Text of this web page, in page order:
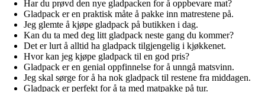
Har du prøvd den nye gladpacken for å oppbevare mat?
Gladpack er en praktisk måte å pakke inn matrestene på.
Jeg glemte å kjøpe gladpack på butikken i dag.
Kan du ta med deg litt gladpack neste gang du kommer?
Det er lurt å alltid ha gladpack tilgjengelig i kjøkkenet.
Hvor kan jeg kjøpe gladpack til en god pris?
Gladpack er en genial oppfinnelse for å unngå matsvinn.
Jeg skal sørge for å ha nok gladpack til restene fra middagen.
Gladpack er perfekt for å ta med matpakke på tur.